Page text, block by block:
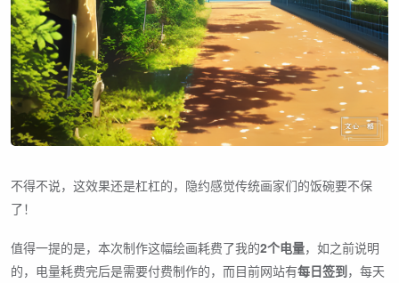
不得不说，这效果还是杠杠的，隐约感觉传统画家们的饭碗要不保
了！
值得一提的是，本次制作这幅绘画耗费了我的2个电量，如之前说明
的，电量耗费完后是需要付费制作的，而目前网站有每日签到，每天